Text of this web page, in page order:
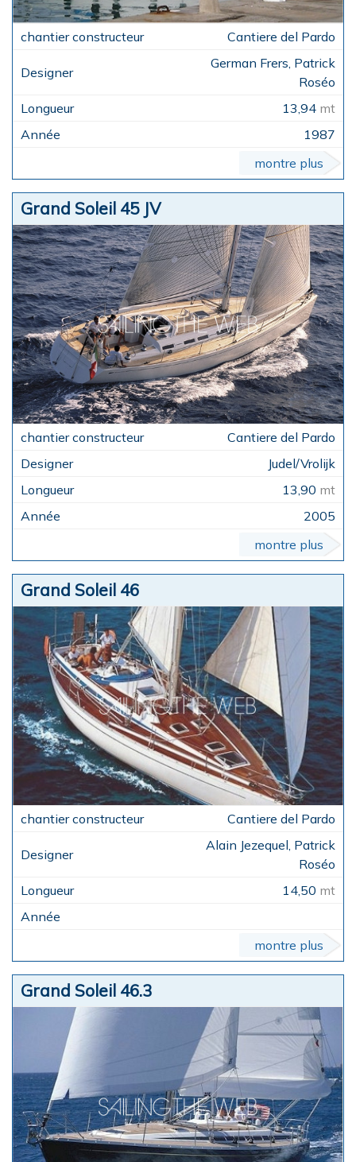
Cantiere del Pardo
German Frers, Patrick
Roséo
13,94 mt
1987
montre plus
Grand Soleil 45 JV
Cantiere del Pardo
Judel/Vrolijk
13,90 mt
2005
montre plus
Grand Soleil 46
Cantiere del Pardo
Alain Jezequel, Patrick
Roséo
14,50 mt
montre plus
Grand Soleil 46.3